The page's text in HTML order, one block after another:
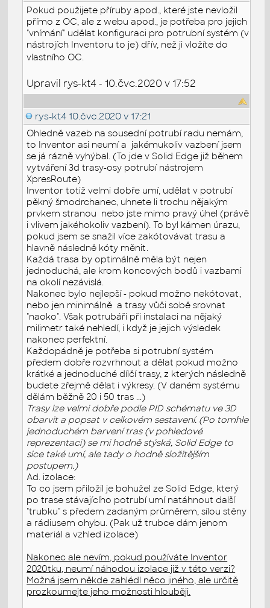
Pokud použijete příruby apod., které jste nevložil
přímo z OC, ale z webu apod., je potřeba pro jejich
"vnímání" udělat konfiguraci pro potrubní systém (v
nástrojích Inventoru to je) dřív, než ji vložíte do
vlastního OC.
Upravil rys-kt4 - 10.čvc.2020 v 17:52
rys-kt4 10.čvc.2020 v 17:21
Ohledně vazeb na sousední potrubí radu nemám,
to Inventor asi neumí a jakémukoliv vazbení jsem
se já rázně vyhýbal. (To jde v Solid Edge již během
vytváření 3d trasy-osy potrubí nástrojem
XpresRoute)
Inventor totiž velmi dobře umí, udělat v potrubí
pěkný šmodrchanec, uhnete li trochu nějakým
prvkem stranou nebo jste mimo pravý úhel (právě
i vlivem jakéhokoliv vazbení). To byl kámen úrazu,
pokud jsem se snažil více zakótovávat trasu a
hlavně následně kóty měnit.
Každá trasa by optimálně měla být nejen
jednoduchá, ale krom koncových bodů i vazbami
na okolí nezávislá.
Nakonec bylo nejlepší - pokud možno nekótovat,
nebo jen minimálně a trasy vůči sobě srovnat
"naoko". Však potrubáři při instalaci na nějaký
milimetr také nehledí, i když je jejich výsledek
nakonec perfektní.
Každopádně je potřeba si potrubní systém
předem dobře rozvrhnout a dělat pokud možno
krátké a jednoduché dílčí trasy, z kterých následně
budete zřejmě dělat i výkresy. (V daném systému
dělám běžně 20 i 50 tras ...)
Trasy lze velmi dobře podle PID schématu ve 3D
obarvit a popsat v celkovém sestavení. (Po tomhle
jednoduchém barvení tras (v pohledové
reprezentaci) se mi hodně stýská, Solid Edge to
sice také umí, ale tady o hodně složitějším
postupem.)
Ad. izolace:
To co jsem přiložil je bohužel ze Solid Edge, který
po trase stávajícího potrubí umí natáhnout další
"trubku" s předem zadaným průměrem, sílou stěny
a rádiusem ohybu. (Pak už trubce dám jenom
materiál a vzhled izolace)
Nakonec ale nevím, pokud používáte Inventor
2020tku, neumí náhodou izolace již v této verzi?
Možná jsem někde zahlédl něco jiného, ale určitě
prozkoumejte jeho možnosti hlouběji.